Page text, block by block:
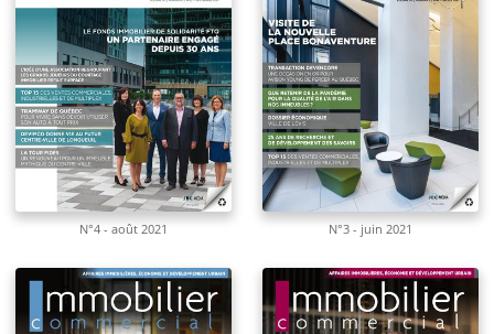
N°4 - août 2021 N°3 - juin 2021